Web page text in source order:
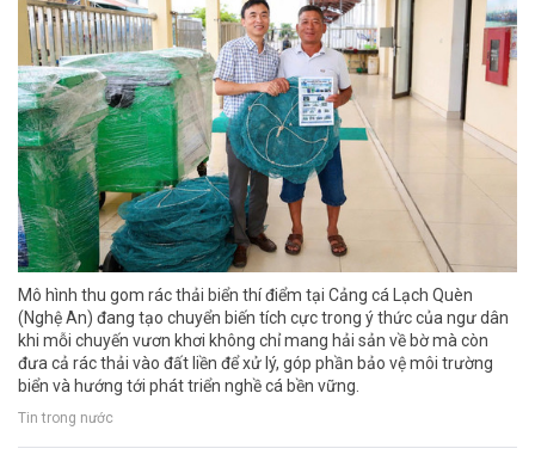
Mô hình thu gom rác thải biển thí điểm tại Cảng cá Lạch Quèn
(Nghệ An) đang tạo chuyển biến tích cực trong ý thức của ngư dân
khi mỗi chuyến vươn khơi không chỉ mang hải sản về bờ mà còn
đưa cả rác thải vào đất liền để xử lý, góp phần bảo vệ môi trường
biển và hướng tới phát triển nghề cá bền vững.
Tin trong nước